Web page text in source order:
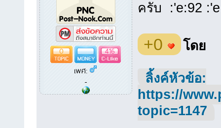
0
416
เพศ:
-
ครับ :'e:92
+0 โดย
ลิ้งค์หัวข้อ:
https://
topic=1147